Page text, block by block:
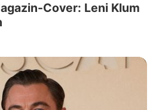
Cover: Leni Klum